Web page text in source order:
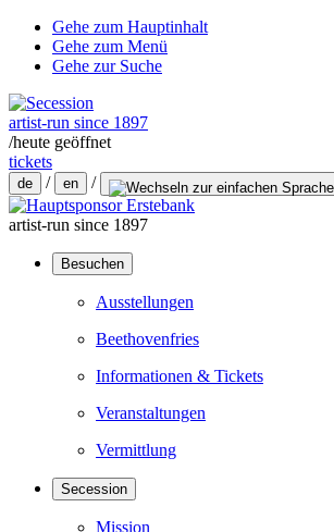
Gehe zum Hauptinhalt
Gehe zum Menü
Gehe zur Suche
artist-run since 1897
/heute geöffnet
tickets
de / en /
artist-run since 1897
Besuchen
Ausstellungen
Beethovenfries
Informationen & Tickets
Veranstaltungen
Vermittlung
Secession
Mission